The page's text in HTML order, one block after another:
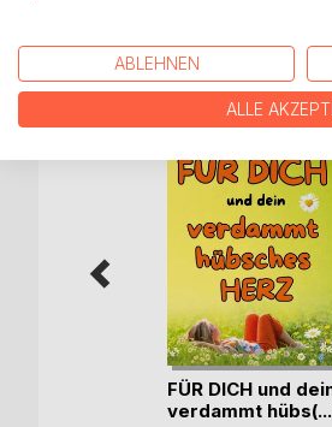
WEITERE
FÜR DICH und
verdammt
ABLEHNEN
ALLE